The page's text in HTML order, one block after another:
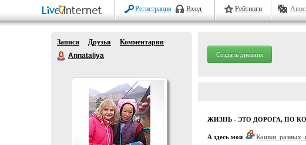
Регистрация Вход Рейтинги
Записи Друзья
Комментарии
Annataliya
Создать дневник
ЖИЗНЬ - ЭТО ДОРОГА, ПО
А здесь мои